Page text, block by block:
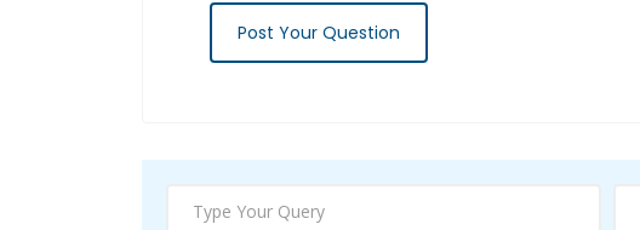
Post Your Question